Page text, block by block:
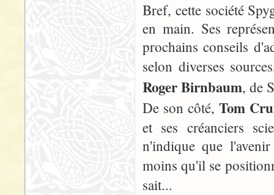
Bref, cette société
en main. Ses
prochains conseils
selon diverses
Roger Birnbaum, de
De son côté, Tom
et ses créanciers
n'indique que
moins qu'il se
sait...